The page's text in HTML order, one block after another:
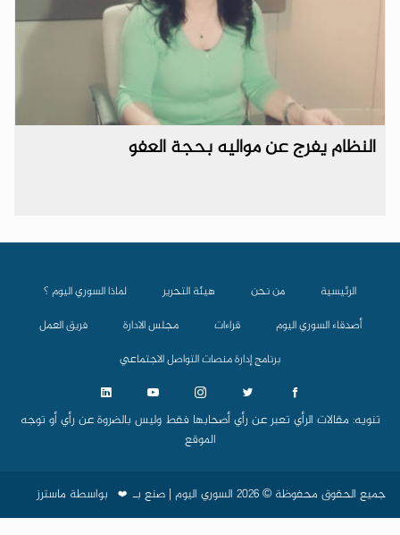
النظام يفرج عن مواليه بحجة العفو
الرئيسية من نحن هيئة التحرير
لماذا السوري اليوم ؟
أصدقاء السوري اليوم
قراءات مجلس الادارة
فريق العمل
برنامج إدارة منصات التواصل الاجتماعي
تنويه: مقالات الرأي تعبر عن رأي أصحابها فقط وليس بالضروة عن رأي أو توجه
الموقع
جميع الحقوق محفوظة © 2026 السوري اليوم | صنع بـ ❤️ بواسطة ماسترز